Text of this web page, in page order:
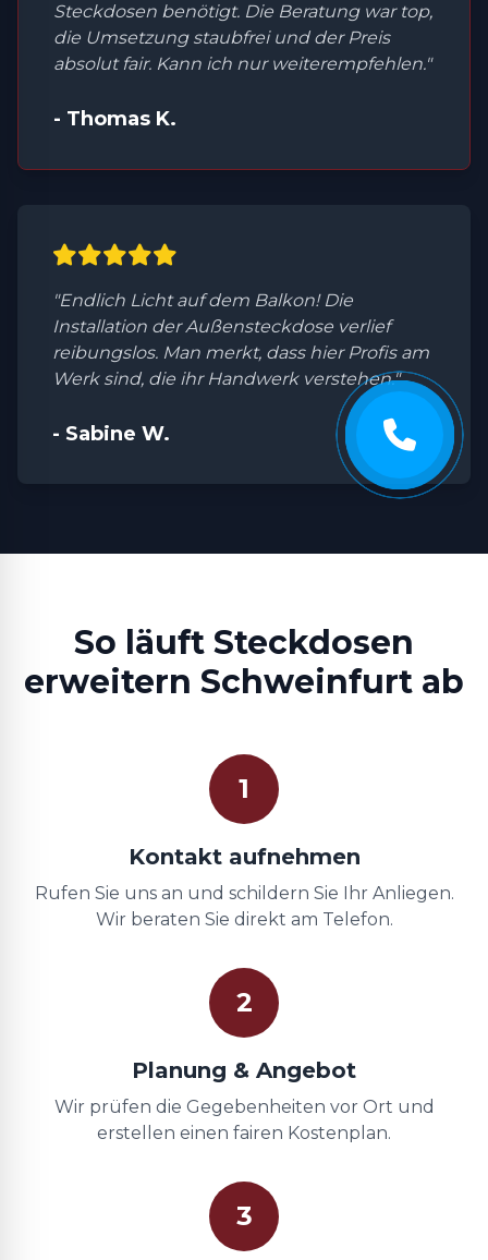
Steckdosen benötigt. Die Beratung war top,
die Umsetzung staubfrei und der Preis
absolut fair. Kann ich nur weiterempfehlen."
- Thomas K.
"Endlich Licht auf dem Balkon! Die
Installation der Außensteckdose verlief
reibungslos. Man merkt, dass hier Profis am
Werk sind, die ihr Handwerk verstehen."
- Sabine W.
So läuft Steckdosen
erweitern Schweinfurt ab
1
Kontakt aufnehmen
Rufen Sie uns an und schildern Sie Ihr Anliegen.
Wir beraten Sie direkt am Telefon.
2
Planung & Angebot
Wir prüfen die Gegebenheiten vor Ort und
erstellen einen fairen Kostenplan.
3